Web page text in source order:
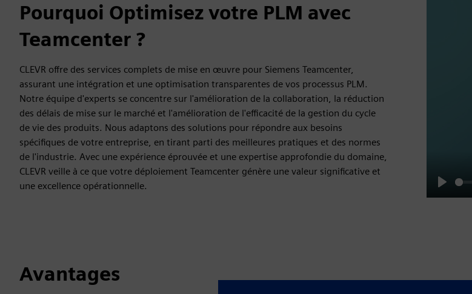
Pourquoi Optimisez votre PLM avec
Teamcenter ?
CLEVR offre des services complets de mise en œuvre pour Siemens Teamcenter,
assurant une intégration et une optimisation transparentes de vos processus PLM.
Notre équipe d'experts se concentre sur l'amélioration de la collaboration, la réduction
des délais de mise sur le marché et l'amélioration de l'efficacité de la gestion du cycle
de vie des produits. Nous adaptons des solutions pour répondre aux besoins
spécifiques de votre entreprise, en tirant parti des meilleures pratiques et des normes
de l'industrie. Avec une expérience éprouvée et une expertise approfondie du domaine,
CLEVR veille à ce que votre déploiement Teamcenter génère une valeur significative et
une excellence opérationnelle.
Play
Avantages